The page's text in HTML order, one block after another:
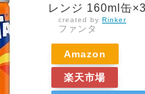
レンジ 160ml缶
created by Rinker
ファンタ
Amazon
楽天市場